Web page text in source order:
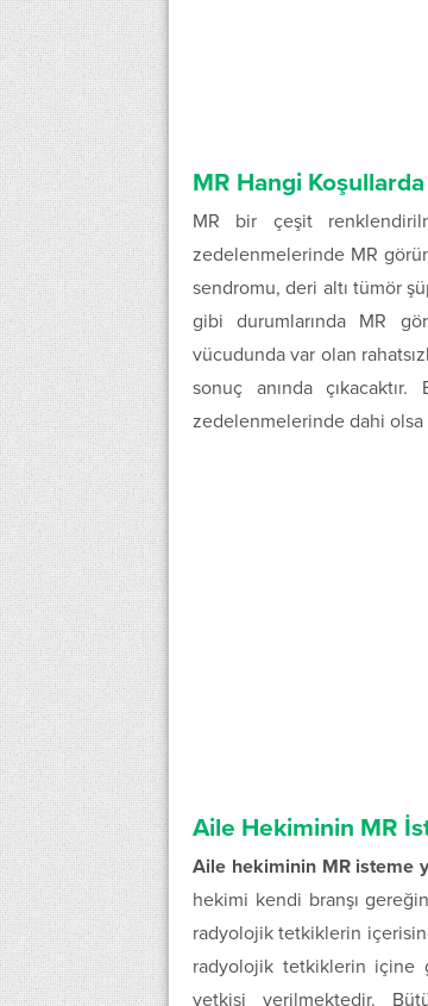
MR Hangi
MR bir çeşit
zedelenmelerinde MR
sendromu, deri altı tümör
gibi durumlarında MR
vücudunda var olan
sonuç anında
zedelenmelerinde dahi
Aile Hekiminin MR
Aile hekiminin MR isteme
hekimi kendi branşı
radyolojik tetkiklerin
radyolojik tetkiklerin içine
yetkisi verilmektedir.